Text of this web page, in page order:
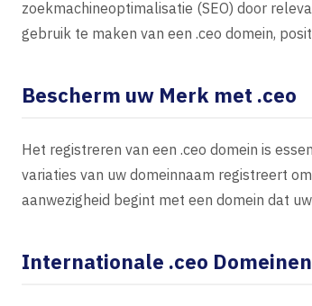
zoekmachineoptimalisatie (SEO) door
gebruik te maken van een .ceo domein,
Bescherm uw Merk met .ceo
Het registreren van een .ceo domein is
variaties van uw domeinnaam registreert
aanwezigheid begint met een domein dat
Internationale .ceo Domeinen